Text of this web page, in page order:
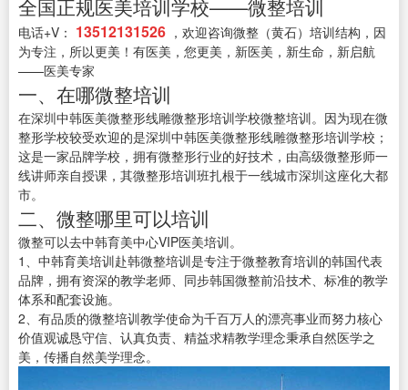
全国正规医美培训学校——微整培训
电话+V： 13512131526 ，欢迎咨询微整（黄石）培训结构，因
为专注，所以更美！有医美，您更美，新医美，新生命，新启航
——医美专家
一、在哪微整培训
在深圳中韩医美微整形线雕微整形培训学校微整培训。因为现在微
整形学校较受欢迎的是深圳中韩医美微整形线雕微整形培训学校；
这是一家品牌学校，拥有微整形行业的好技术，由高级微整形师一
线讲师亲自授课，其微整形培训班扎根于一线城市深圳这座化大都
市。
二、微整哪里可以培训
微整可以去中韩育美中心VIP医美培训。
1、中韩育美培训赴韩微整培训是专注于微整教育培训的韩国代表
品牌，拥有资深的教学老师、同步韩国微整前沿技术、标准的教学
体系和配套设施。
2、有品质的微整培训教学使命为千百万人的漂亮事业而努力核心
价值观诚恳守信、认真负责、精益求精教学理念秉承自然医学之
美，传播自然美学理念。